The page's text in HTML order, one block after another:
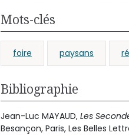
Mots-clés
foire paysans
Bibliographie
Jean-Luc MAYAUD, Les
Besançon, Paris, Les Belles